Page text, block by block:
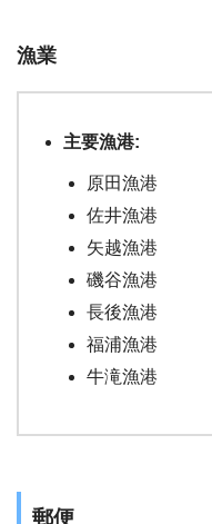
漁業
主要漁港:
原田漁港
佐井漁港
矢越漁港
磯谷漁港
長後漁港
福浦漁港
牛滝漁港
郵便